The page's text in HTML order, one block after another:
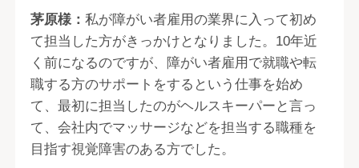
茅原様：私が障がい者雇用の業界に入って初め
て担当した方がきっかけとなりました。10年近
く前になるのですが、障がい者雇用で就職や転
職する方のサポートをするという仕事を始め
て、最初に担当したのがヘルスキーパーと言っ
て、会社内でマッサージなどを担当する職種を
目指す視覚障害のある方でした。